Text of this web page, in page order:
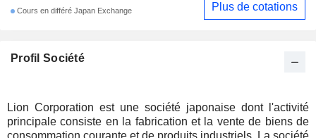
Profil Société
Lion Corporation est une société japonaise dont l'activité
principale consiste en la fabrication et la vente de biens de
consommation courante et de produits industriels. La société
Cours en différé Japan Exchange Plus de cotations